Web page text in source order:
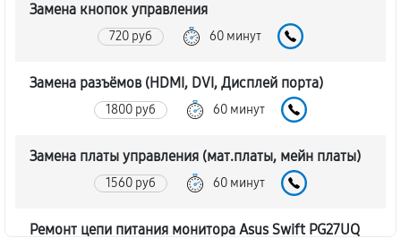
Замена кнопок управления
720 руб 60 минут
Замена разъёмов (HDMI, DVI, Дисплей порта)
1800 руб 60 минут
Замена платы управления (мат.платы, мейн платы)
1560 руб 60 минут
Ремонт цепи питания монитора Asus Swift PG27UQ